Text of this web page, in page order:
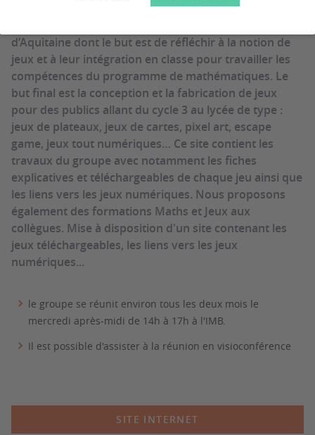
d’Aquitaine dont le but est de réfléchir à la notion de
jeux et à leur intégration en classe pour travailler les
compétences du programme de mathématiques. Le
but final est la conception et la fabrication de jeux
pour des publics allant du cycle 3 au lycée de type :
jeux de plateaux, jeux de cartes, pixel art, escape
game, jeux tout numériques… Ce site contient les
travaux du groupe avec notamment les fiches
explicatives et téléchargeables de chaque jeu ainsi que
les liens vers les jeux numériques. Nous proposons
également des formations Maths et Jeux aux
collègues. Mise à disposition d'un site contenant les
jeux téléchargeables, les liens vers les jeux
numériques...
le groupe se réunit environ tous les deux mois le
mercredi après-midi de 14h à 17h à l'IMB.
Il est possible d'assister à la réunion en visioconférence
SITE INTERNET